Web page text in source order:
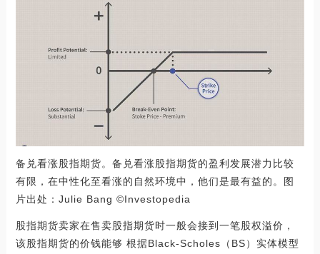
备兑看涨股指期货。备兑看涨股指期货的盈利发展潜力比较
有限，在中性化至看涨的自然环境中，他们是最有益的。图
片出处：Julie Bang ©Investopedia
股指期货卖家在售卖股指期货时一般会接到一笔股权溢价，
该股指期货的价钱能够 根据Black-Scholes（BS）实体模型